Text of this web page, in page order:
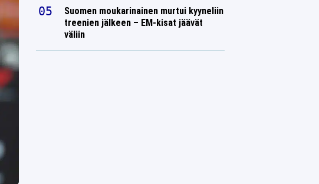
Suomen moukarinainen murtui kyyneliin
treenien jälkeen – EM-kisat jäävät
väliin